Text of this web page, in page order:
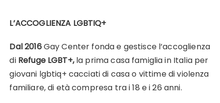
L’ACCOGLIENZA LGBTIQ+
Dal 2016Gay Center fonda e gestisce l’accoglienza
di Refuge LGBT+,la prima casa famiglia in Italia per
giovani lgbtiq+ cacciati di casa o vittime di violenza
familiare, di età compresa tra i 18 e i 26 anni.